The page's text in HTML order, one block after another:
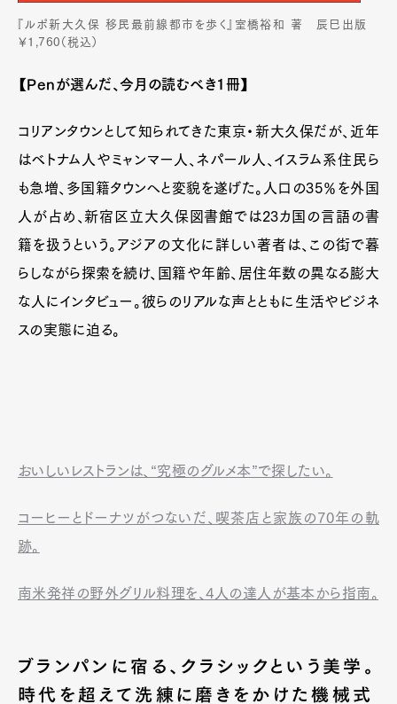
『ルポ新大久保 移民最前線都市を歩く』室橋裕和 著 辰巳出版
￥1,760（税込）
【Penが選んだ、今月の読むべき1冊】
コリアンタウンとして知られてきた東京・新大久保だが、近年
はベトナム人やミャンマー人、ネパール人、イスラム系住民ら
も急増、多国籍タウンへと変貌を遂げた。人口の35％を外国
人が占め、新宿区立大久保図書館では23カ国の言語の書
籍を扱うという。アジアの文化に詳しい著者は、この街で暮
らしながら探索を続け、国籍や年齢、居住年数の異なる膨大
な人にインタビュー。彼らのリアルな声とともに生活やビジネ
スの実態に迫る。
おいしいレストランは、“究極のグルメ本”で探したい。
コーヒーとドーナツがつないだ、喫茶店と家族の70年の軌
跡。
南米発祥の野外グリル料理を、4人の達人が基本から指南。
ブランパンに宿る、クラシックという美学。
時代を超えて洗練に磨きをかけた機械式